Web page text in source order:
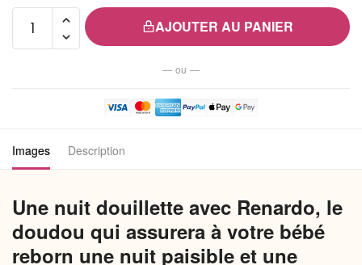
AJOUTER AU PANIER
— ou —
Images Description
Une nuit douillette avec Renardo, le
doudou qui assurera à votre bébé
reborn une nuit paisible et une